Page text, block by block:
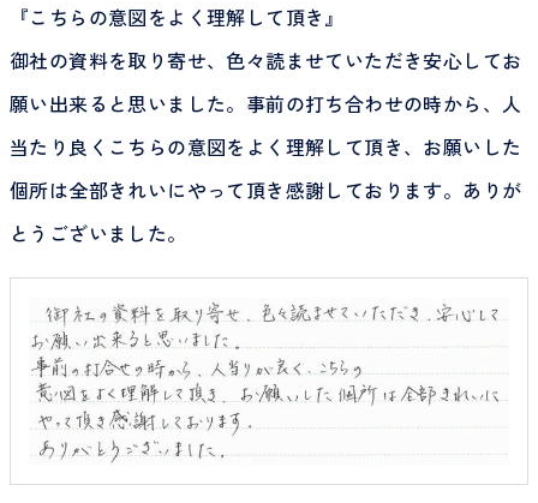
『こちらの意図をよく理解して頂き』
御社の資料を取り寄せ、色々読ませていただき安心してお
願い出来ると思いました。事前の打ち合わせの時から、人
当たり良くこちらの意図をよく理解して頂き、お願いした
個所は全部きれいにやって頂き感謝しております。ありが
とうございました。